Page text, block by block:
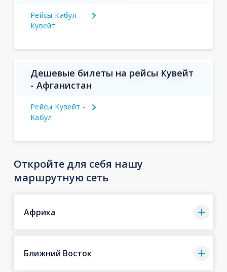
Рейсы Кабул -
Кувейт
Дешевые билеты на рейсы Кувейт
- Афганистан
Рейсы Кувейт -
Кабул
Откройте для себя нашу
маршрутную сеть
Африка
Ближний Восток